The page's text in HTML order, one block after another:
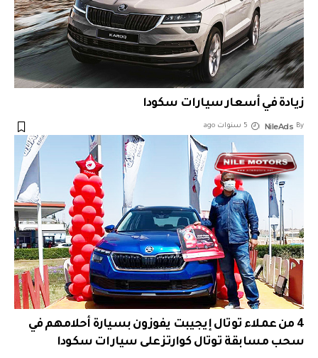
زيادة في أسعار سيارات سكودا
By
NileAds 5 سنوات ago
4 من عملاء توتال إيجيبت يفوزون بسيارة أحلامهم في
سحب مسابقة توتال كوارتز على سيارات سكودا